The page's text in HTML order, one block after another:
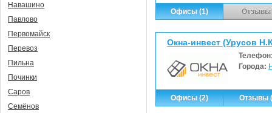
Офисы (1) Отзывы
Окна-инвест (Урусов
Города:
Офисы (2) Отзывы
Навашино
Павлово
Первомайск
Перевоз
Пильна
Починки
Саров
Семёнов